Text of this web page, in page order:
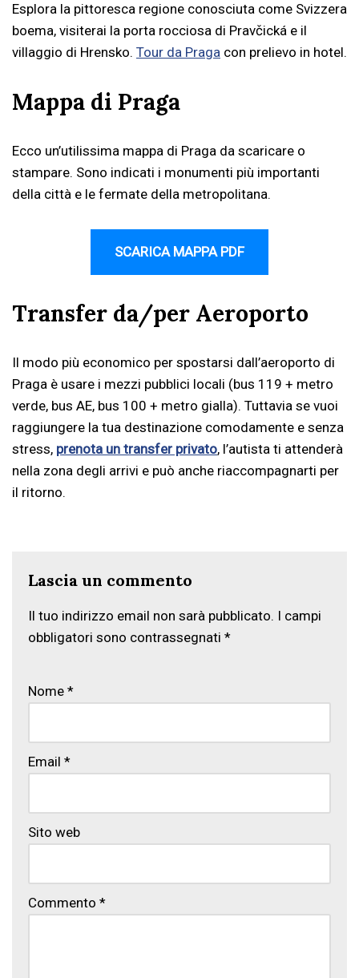
Esplora la pittoresca regione conosciuta come Svizzera
boema, visiterai la porta rocciosa di Pravčická e il
villaggio di Hrensko. Tour da Praga con prelievo in hotel.
Mappa di Praga
Ecco un’utilissima mappa di Praga da scaricare o
stampare. Sono indicati i monumenti più importanti
della città e le fermate della metropolitana.
SCARICA MAPPA PDF
Transfer da/per Aeroporto
Il modo più economico per spostarsi dall’aeroporto di
Praga è usare i mezzi pubblici locali (bus 119 + metro
verde, bus AE, bus 100 + metro gialla). Tuttavia se vuoi
raggiungere la tua destinazione comodamente e senza
stress, prenota un transfer privato, l’autista ti attenderà
nella zona degli arrivi e può anche riaccompagnarti per
il ritorno.
Lascia un commento
Il tuo indirizzo email non sarà pubblicato. I campi
obbligatori sono contrassegnati *
Nome *
Email *
Sito web
Commento *